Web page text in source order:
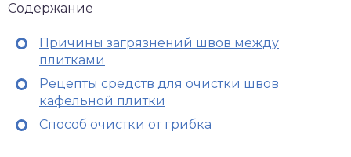
Содержание
Причины загрязнений швов между
плитками
Рецепты средств для очистки швов
кафельной плитки
Способ очистки от грибка